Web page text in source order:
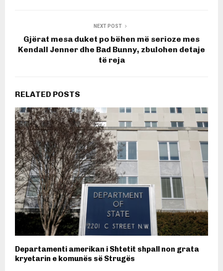
NEXT POST
Gjërat mesa duket po bëhen më serioze mes
Kendall Jenner dhe Bad Bunny, zbulohen detaje
të reja
RELATED POSTS
Departamenti amerikan i Shtetit shpall non grata
kryetarin e komunës së Strugës